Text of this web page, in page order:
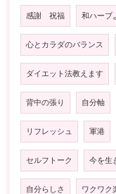
感謝 祝福 和ハーブ
心とカラダのバランス
ダイエット法教えます
背中の張り 自分軸
リフレッシュ 軍港
セルフトーク 今を生
自分らしさ ワクワク